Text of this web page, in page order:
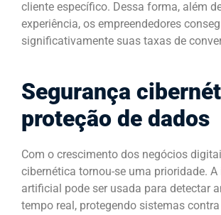
cliente específico. Dessa forma, além
experiência, os empreendedores
significativamente suas taxas de
Segurança
proteção de dados
Com o crescimento dos negócios
cibernética tornou-se uma prioridade.
artificial pode ser usada para detectar
tempo real, protegendo sistemas